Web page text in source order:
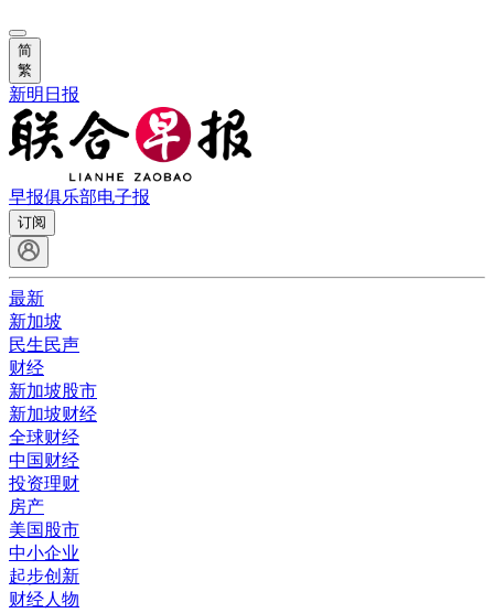
简
繁
新明日报
早报俱乐部电子报
订阅
最新
新加坡
民生民声
财经
新加坡股市
新加坡财经
全球财经
中国财经
投资理财
房产
美国股市
中小企业
起步创新
财经人物